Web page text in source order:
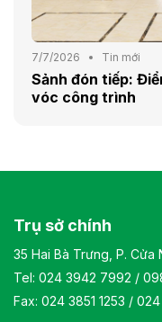
7/7/2026 Tin mới
Sảnh đón tiếp:
vóc công trình
Trụ sở chính
35 Hai Bà Trưng, P. Cửa
Tel: 024 3942 7992 /
Fax: 024 3851 1253 /